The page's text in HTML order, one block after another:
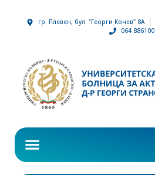
гр. Плевен, бул. "Георги Кочев" 8А
064 886100